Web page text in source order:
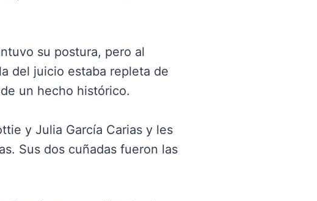
su postura, pero al
del juicio estaba repleta de
un hecho histórico.
y Julia García Carias y les
Sus dos cuñadas fueron las